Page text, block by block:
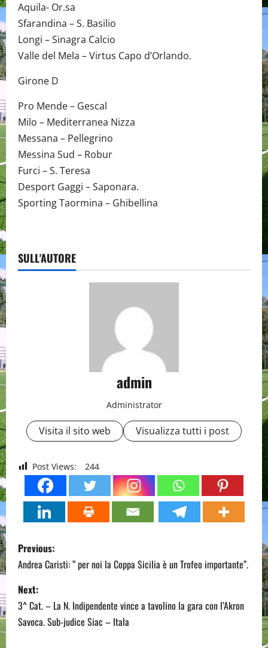
Aquila- Or.sa
Sfarandina – S. Basilio
Longi – Sinagra Calcio
Valle del Mela – Virtus Capo d’Orlando.
Girone D
Pro Mende – Gescal
Milo – Mediterranea Nizza
Messana – Pellegrino
Messina Sud – Robur
Furci – S. Teresa
Desport Gaggi – Saponara.
Sporting Taormina – Ghibellina
SULL'AUTORE
admin
Administrator
Visita il sito web Visualizza tutti i post
Post Views: 244
P
o
s
t
Previous:
Andrea Caristi: ” per noi la Coppa Sicilia è un Trofeo importante”.
Next:
3^ Cat. – La N. Indipendente vince a tavolino la gara con l’Akron
Savoca. Sub-judice Siac – Itala